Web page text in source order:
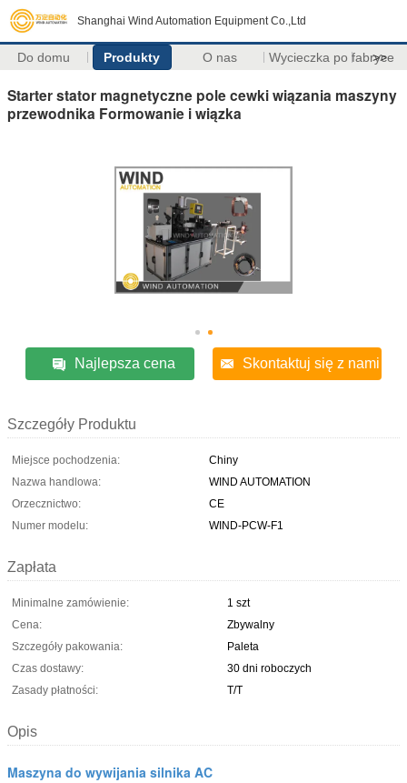
Shanghai Wind Automation Equipment Co.,Ltd
Do domu Produkty O nas Wycieczka po fabryce
>>
Starter stator magnetyczne pole cewki wiązania maszyny
przewodnika Formowanie i wiązka
Najlepsza cena Skontaktuj się z nami
Szczegóły Produktu
Miejsce pochodzenia:
Chiny
Nazwa handlowa:
WIND AUTOMATION
Orzecznictwo:
CE
Numer modelu:
WIND-PCW-F1
Zapłata
Minimalne zamówienie:
1 szt
Cena:
Zbywalny
Szczegóły pakowania:
Paleta
Czas dostawy:
30 dni roboczych
Zasady płatności:
T/T
Opis
Maszyna do wywijania silnika AC